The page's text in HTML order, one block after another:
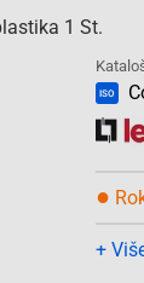
1 St.
ISO
●
+